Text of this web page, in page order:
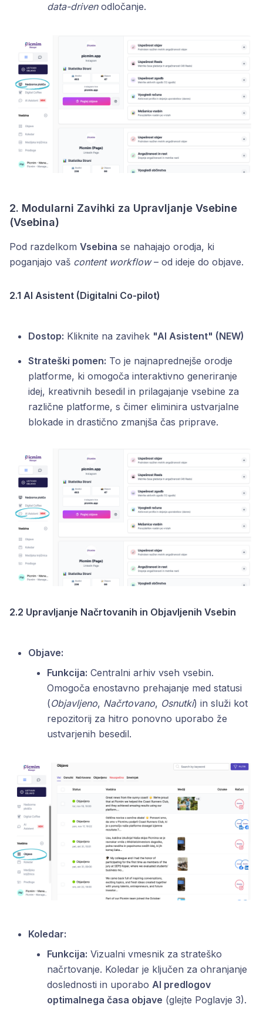
data-drivenodločanje.
2. Modularni Zavihki za Upravljanje Vsebine
(Vsebina)
Pod razdelkom Vsebina se nahajajo orodja, ki
poganjajo vaš content workflow– od ideje do objave.
2.1 AI Asistent (Digitalni Co-pilot)
Dostop: Kliknite na zavihek "AI Asistent" (NEW)
Strateški pomen: To je najnaprednejše orodje
platforme, ki omogoča interaktivno generiranje
idej, kreativnih besedil in prilagajanje vsebine za
različne platforme, s čimer eliminira ustvarjalne
blokade in drastično zmanjša čas priprave.
2.2 Upravljanje Načrtovanih in Objavljenih Vsebin
Objave:
Funkcija: Centralni arhiv vseh vsebin.
Omogoča enostavno prehajanje med statusi
(Objavljeno, Načrtovano, Osnutki) in služi kot
repozitorij za hitro ponovno uporabo že
ustvarjenih besedil.
Koledar:
Funkcija: Vizualni vmesnik za strateško
načrtovanje. Koledar je ključen za ohranjanje
doslednosti in uporabo AI predlogov
optimalnega časa objave (glejte Poglavje 3).